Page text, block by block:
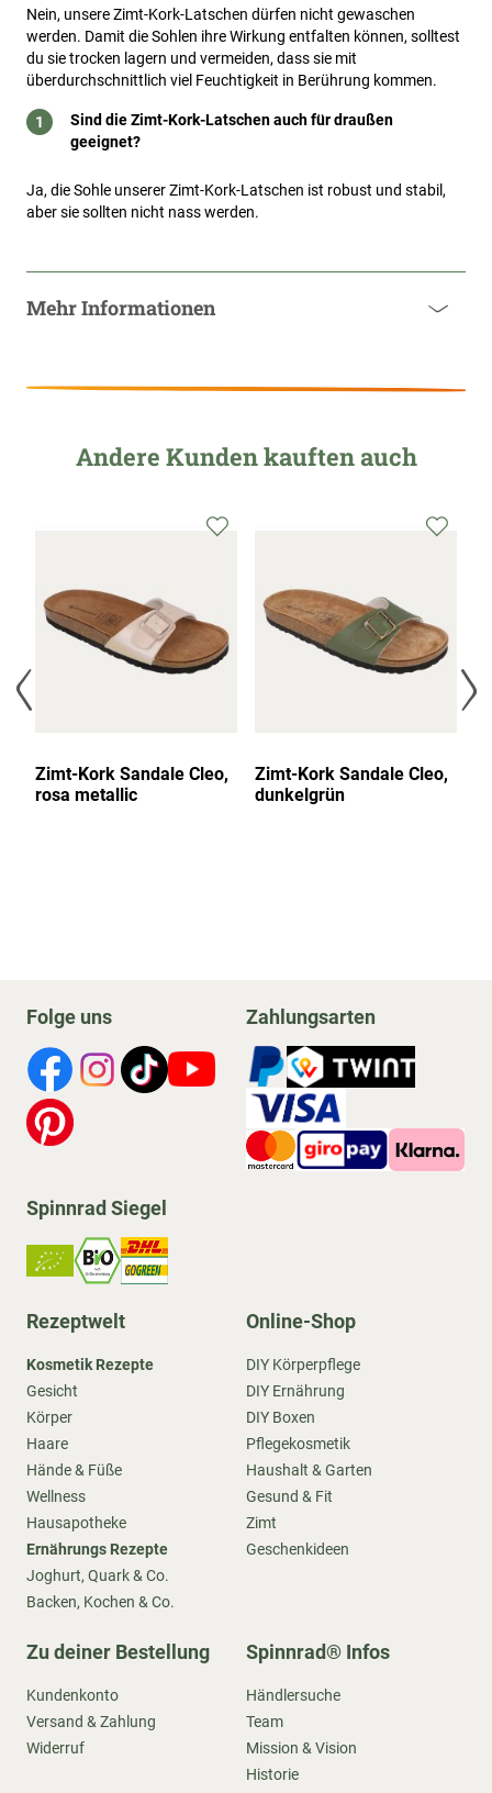
Nein, unsere Zimt-Kork-Latschen dürfen nicht gewaschen
werden. Damit die Sohlen ihre Wirkung entfalten können, solltest
du sie trocken lagern und vermeiden, dass sie mit
überdurchschnittlich viel Feuchtigkeit in Berührung kommen.
Sind die Zimt-Kork-Latschen auch für draußen
geeignet?
Ja, die Sohle unserer Zimt-Kork-Latschen ist robust und stabil,
aber sie sollten nicht nass werden.
Mehr Informationen
Andere Kunden kauften auch
Zimt-Kork Sandale Cleo,
rosa metallic
Zimt-Kork Sandale Cleo,
dunkelgrün
Folge uns Zahlungsarten
Spinnrad Siegel
Rezeptwelt
Kosmetik Rezepte
Gesicht
Körper
Haare
Hände & Füße
Wellness
Hausapotheke
Ernährungs Rezepte
Joghurt, Quark & Co.
Backen, Kochen & Co.
Online-Shop
DIY Körperpflege
DIY Ernährung
DIY Boxen
Pflegekosmetik
Haushalt & Garten
Gesund & Fit
Zimt
Geschenkideen
Zu deiner Bestellung
Kundenkonto
Versand & Zahlung
Widerruf
Spinnrad® Infos
Händlersuche
Team
Mission & Vision
Historie